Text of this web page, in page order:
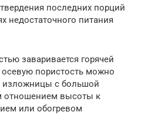
последних порций
недостаточного питания
заваривается горячей
пористость можно
изложницы с большой
отношением высоты к
или обогревом